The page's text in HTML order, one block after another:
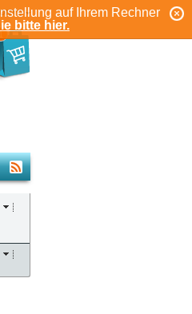
auf Ihrem Rechner
bitte hier.